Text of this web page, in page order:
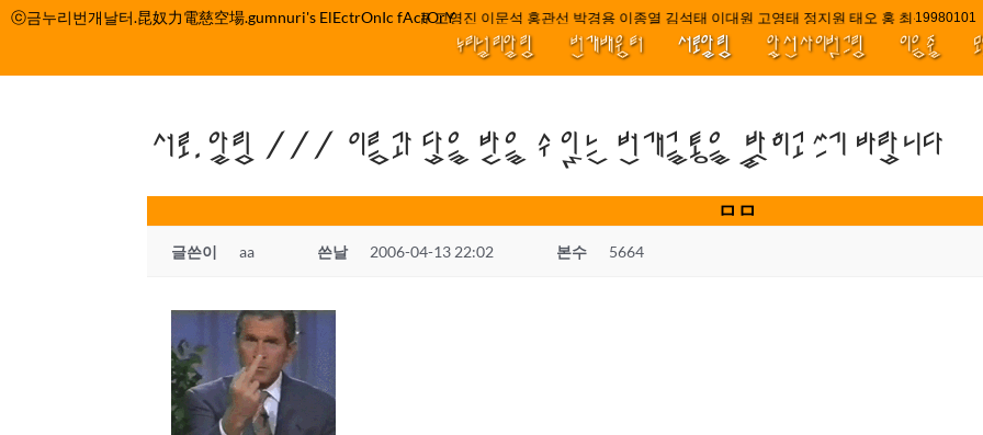
컨ⓒ금누리번개날터.昆奴力電慈空場.gumnuri's ElEctrOnIc fActOrY박정관 조명규 고영진 이문석 홍관선 박경용 이종열 김석태 이대원 고영태 정지원 태오 홍 최윤호 백
19980101
누리널리알림 번개배움터 서로알림 앞선사이벗그림 이음줄
서로.알림 /// 이름과 답을 받을 수 있는 번개글통을 밝히고 쓰기 바랍니다
ㅁㅁ
글쓴이 aa 쓴날 2006-04-13 22:02 본수 5664